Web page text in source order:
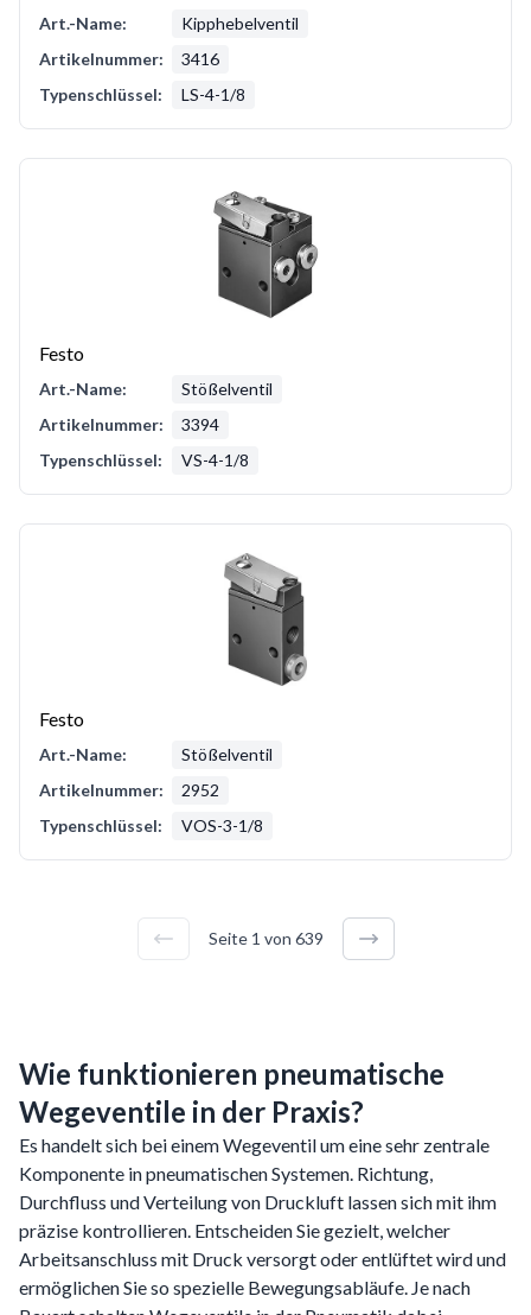
Art.-Name:
Kipphebelventil
Artikelnummer:
3416
Typenschlüssel:
LS-4-1/8
Festo
Art.-Name:
Stößelventil
Artikelnummer:
3394
Typenschlüssel:
VS-4-1/8
Festo
Art.-Name:
Stößelventil
Artikelnummer:
2952
Typenschlüssel:
VOS-3-1/8
Seite 1 von 639
Wie funktionieren pneumatische
Wegeventile in der Praxis?
Es handelt sich bei einem Wegeventil um eine sehr zentrale
Komponente in pneumatischen Systemen. Richtung,
Durchfluss und Verteilung von Druckluft lassen sich mit ihm
präzise kontrollieren. Entscheiden Sie gezielt, welcher
Arbeitsanschluss mit Druck versorgt oder entlüftet wird und
ermöglichen Sie so spezielle Bewegungsabläufe. Je nach